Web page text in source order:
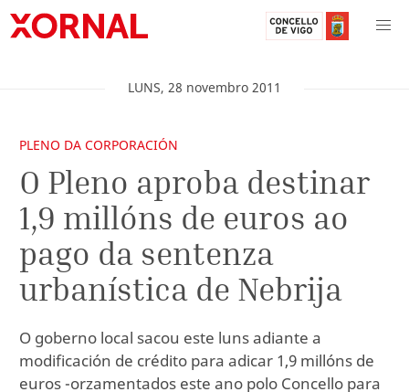
LUNS, 28 novembro 2011
PLENO DA CORPORACIÓN
O Pleno aproba destinar
1,9 millóns de euros ao
pago da sentenza
urbanística de Nebrija
O goberno local sacou este luns adiante a
modificación de crédito para adicar 1,9 millóns de
euros -orzamentados este ano polo Concello para